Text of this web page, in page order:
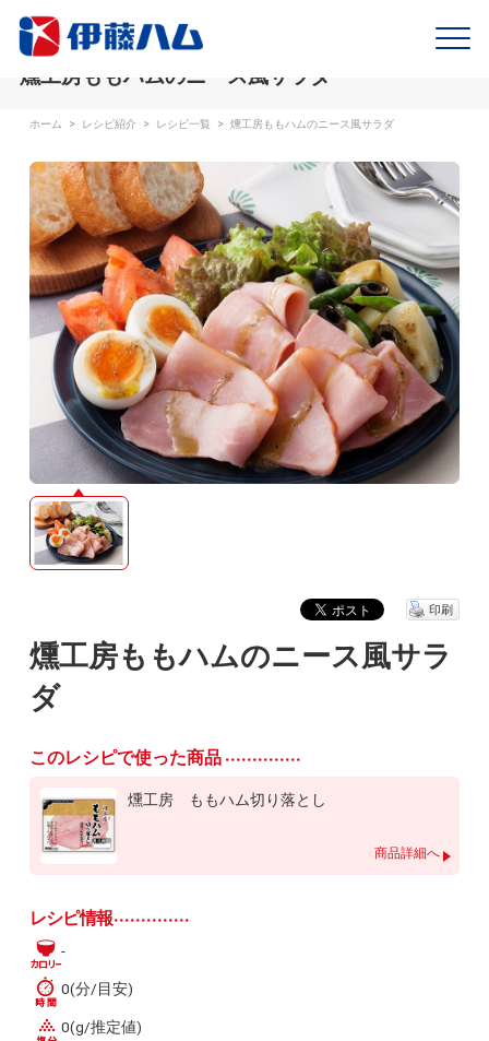
燻工房ももハムのニース風サラダ
ホーム > レシピ紹介 > レシピ一覧 > 燻工房ももハムのニース風サラダ
燻工房ももハムのニース風サラ
ダ
印刷
このレシピで使った商品
燻工房 ももハム切り落とし
商品詳細へ
レシピ情報
-
0(分/目安)
0(g/推定値)